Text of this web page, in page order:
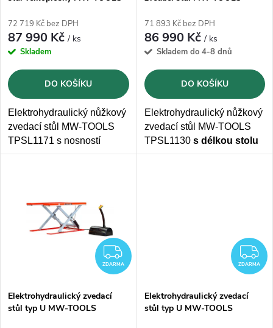
r
o
d
u
k
p
r
o
d
u
k
72 719 Kč bez DPH
87 990 Kč/ ks
Skladem
DO KOŠÍKU
Elektrohydraulický nůžkový
zvedací stůl MW-TOOLS
TPSL1171 s nosností
1000kg avelkou pracovní
71 893 Kč bez DPH
86 990 Kč/ ks
Skladem do 4-8 dnů
DO KOŠÍKU
Elektrohydraulický nůžkový
zvedací stůl MW-TOOLS
TPSL1130 s délkou stolu
2000mmavýškou zdvihu
ZDARMA
ZDARMA
Elektrohydraulický zvedací
stůl typ U MW-TOOLS
ZDARMA
Elektrohydraulický zvedací
stůl typ U MW-TOOLS